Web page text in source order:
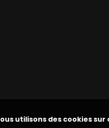
utilisons des cookies